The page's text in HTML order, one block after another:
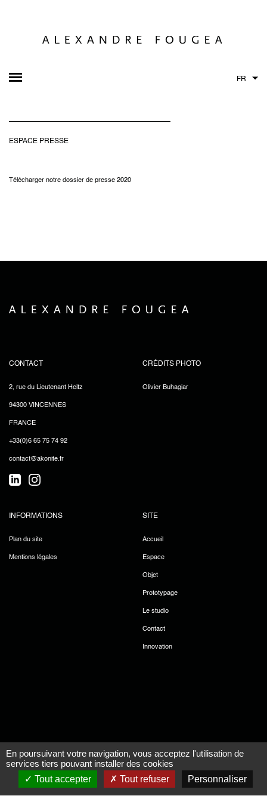
FR
ESPACE PRESSE
Télécharger notre dossier de presse 2020
CONTACT
2, rue du Lieutenant Heitz
94300 VINCENNES
FRANCE
+33(0)6 65 75 74 92
contact@akonite.fr
CRÉDITS PHOTO
Olivier Buhagiar
INFORMATIONS
Plan du site
Mentions légales
SITE
Accueil
Espace
Objet
Prototypage
Le studio
Contact
Innovation
En poursuivant votre navigation, vous acceptez l'utilisation de
services tiers pouvant installer des cookies
Tout accepter
Tout refuser Personnaliser